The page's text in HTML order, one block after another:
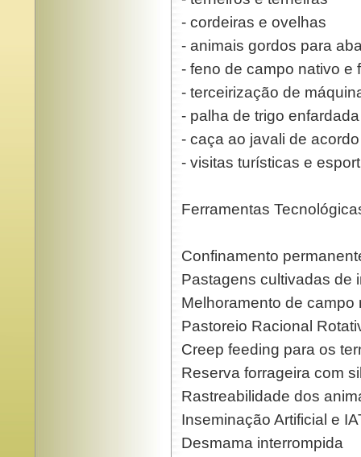
- cordeiras e ovelhas
- animais gordos para
- feno de campo nativo e
- terceirização de
- palha de trigo enfardada
- caça ao javali de
- visitas turísticas e
Ferramentas
Confinamento
Pastagens cultivadas de
Melhoramento de campo
Pastoreio Racional
Creep feeding para os
Reserva forrageira com
Rastreabilidade dos
Inseminação Artificial e
Desmama interrompida